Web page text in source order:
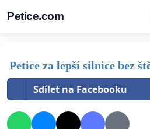
Petice.com
Petice za lepší silnice bez
Sdílet na Facebooku